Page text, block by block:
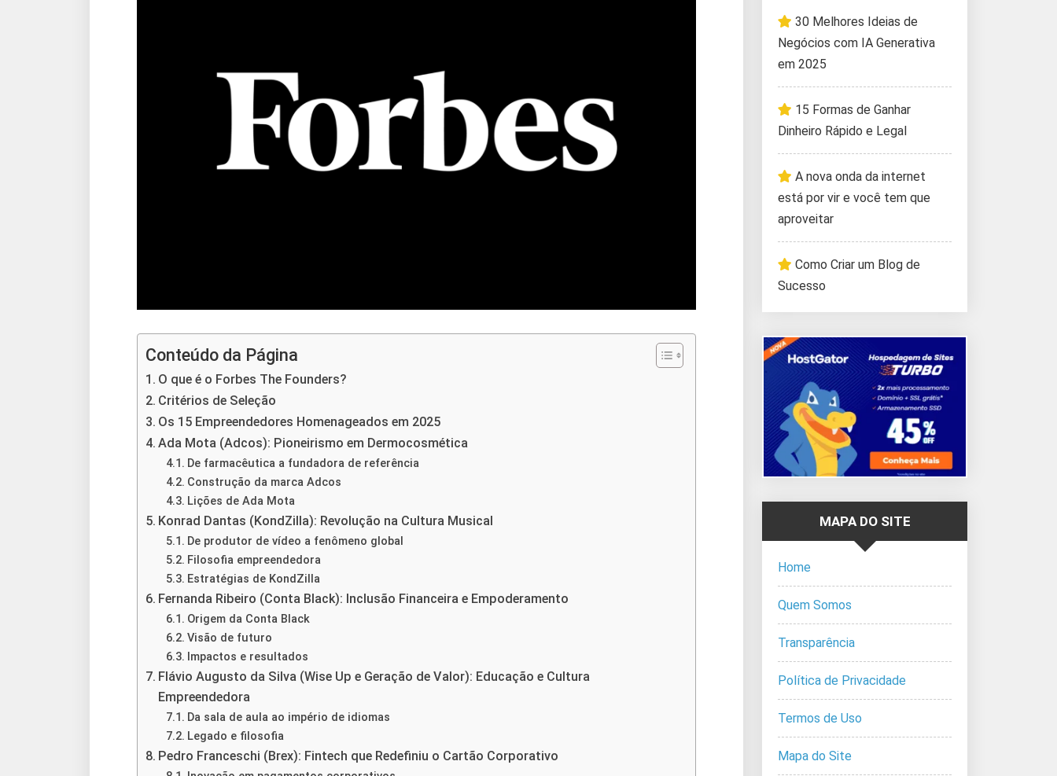
Conteúdo da Página
O que é o Forbes The Founders?
Critérios de Seleção
Os 15 Empreendedores Homenageados em 2025
Ada Mota (Adcos): Pioneirismo em Dermocosmética
De farmacêutica a fundadora de referência
Construção da marca Adcos
Lições de Ada Mota
Konrad Dantas (KondZilla): Revolução na Cultura Musical
De produtor de vídeo a fenômeno global
Filosofia empreendedora
Estratégias de KondZilla
Fernanda Ribeiro (Conta Black): Inclusão Financeira e Empoderamento
Origem da Conta Black
Visão de futuro
Impactos e resultados
Flávio Augusto da Silva (Wise Up e Geração de Valor): Educação e Cultura
Empreendedora
Da sala de aula ao império de idiomas
Legado e filosofia
Pedro Franceschi (Brex): Fintech que Redefiniu o Cartão Corporativo
30 Melhores Ideias de
Negócios com IA Generativa
em 2025
15 Formas de Ganhar
Dinheiro Rápido e Legal
A nova onda da internet
está por vir e você tem que
aproveitar
Como Criar um Blog de
Sucesso
MAPA DO SITE
Home
Quem Somos
Transparência
Política de Privacidade
Termos de Uso
Mapa do Site